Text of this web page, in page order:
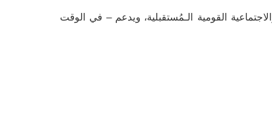
القومية الـمُستقبلية، ويدعم – في الوقت